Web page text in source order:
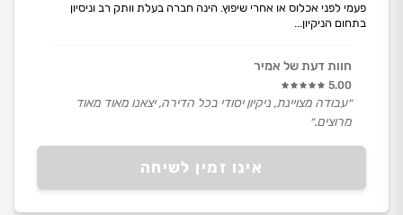
אינו זמין לשיחה
פעמי לפני אכלוס או אחרי שיפוץ. הינה חברה בעלת וותק רב וניסיון
בתחום הניקיון...
חוות דעת של אמיר
5.00
״עבודה מצויינת, ניקיון יסודי בכל הדירה, יצאנו מאוד מאוד
מרוצים.״